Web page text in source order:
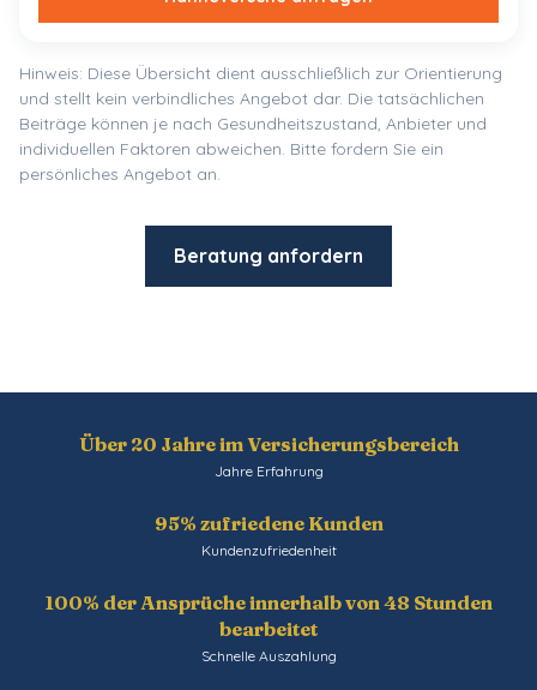
Hinweis: Diese Übersicht dient ausschließlich zur Orientierung
und stellt kein verbindliches Angebot dar. Die tatsächlichen
Beiträge können je nach Gesundheitszustand, Anbieter und
individuellen Faktoren abweichen. Bitte fordern Sie ein
persönliches Angebot an.
Beratung anfordern
Über 20 Jahre im Versicherungsbereich
Jahre Erfahrung
95% zufriedene Kunden
Kundenzufriedenheit
100% der Ansprüche innerhalb von 48 Stunden
bearbeitet
Schnelle Auszahlung